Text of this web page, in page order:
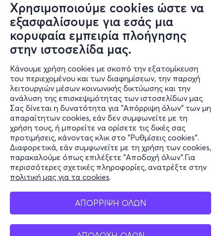
Χρησιμοποιούμε cookies ώστε να
εξασφαλίσουμε για εσάς μια
κορυφαία εμπειρία πλοήγησης
στην ιστοσελίδα μας.
Κάνουμε χρήση cookies με σκοπό την εξατομίκευση
του περιεχομένου και των διαφημίσεων, την παροχή
λειτουργιών μέσων κοινωνικής δικτύωσης και την
ανάλυση της επισκεψιμότητας των ιστοσελίδων μας.
Σας δίνεται η δυνατότητα για "Απόρριψη όλων" των μη
απαραίτητων cookies, εάν δεν συμφωνείτε με τη
χρήση τους, ή μπορείτε να ορίσετε τις δικές σας
προτιμήσεις, κάνοντας κλικ στο "Ρυθμίσεις cookies".
Διαφορετικά, εάν συμφωνείτε με τη χρήση των cookies,
παρακαλούμε όπως επιλέξετε "Αποδοχή όλων".Για
περισσότερες σχετικές πληροφορίες, ανατρέξτε στην
πολιτική μας για τα cookies.
ΑΠΟΡΡΙΨΗ ΟΛΩΝ
Πληροφορίες
Υποστήριξη
Stay Connected
Mobile app